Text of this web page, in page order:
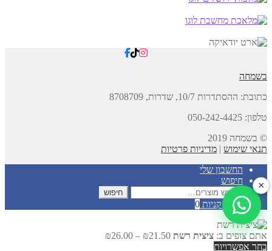
בשמחה
כתובת: ההסתדרות 10/7, שדרות,
8708709
טלפון: 050-242-4425
© בשמחה 2019
תנאי שימוש | מדיניות פרטיות
החשבון שלי
חיפוש
חיפוש
עבור:
חיפוש
עגלת קניות 0
אתם צופים ב: ציצית רשת ₪21.50
–
₪26.00
בחר אפשרויות
×